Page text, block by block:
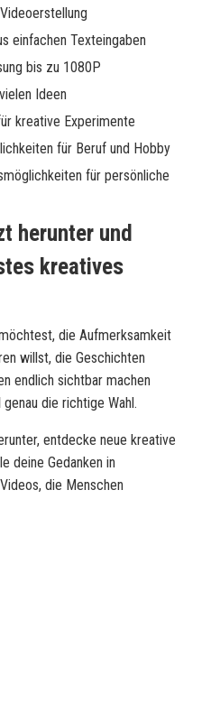
einfachen Texteingaben
bis zu 1080P
Ideen
kreative Experimente
für Beruf und Hobby
für persönliche
herunter und
kreatives
die Aufmerksamkeit
willst, die Geschichten
endlich sichtbar machen
genau die richtige Wahl.
entdecke neue kreative
deine Gedanken in
die Menschen